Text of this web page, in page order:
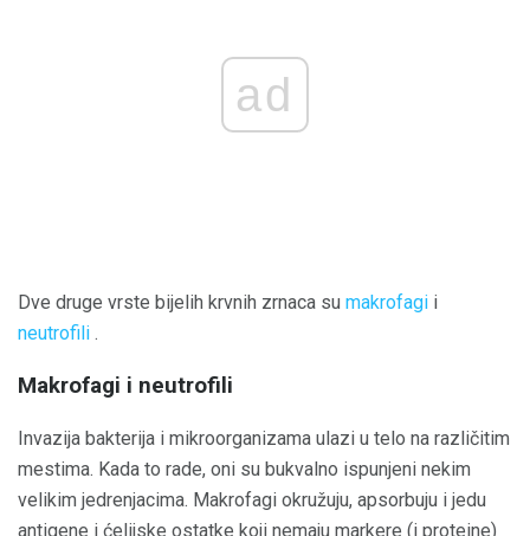
ad
Dve druge vrste bijelih krvnih zrnaca su makrofagi i
neutrofili .
Makrofagi i neutrofili
Invazija bakterija i mikroorganizama ulazi u telo na različitim
mestima. Kada to rade, oni su bukvalno ispunjeni nekim
velikim jedrenjacima. Makrofagi okružuju, apsorbuju i jedu
antigene i ćelijske ostatke koji nemaju markere (i proteine)